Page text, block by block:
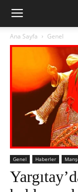
Ana Sayfa Genel
Genel Haberler